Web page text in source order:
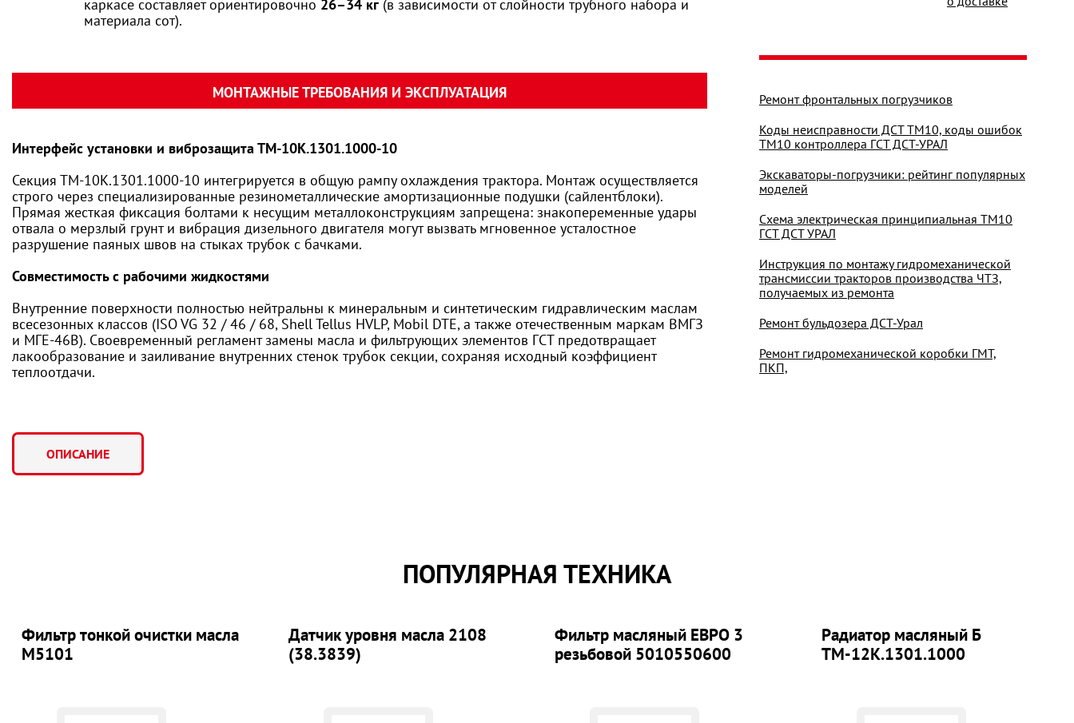
каркасе составляет ориентировочно 26–34 кг (в зависимости от слойности трубного набора и
материала сот).
МОНТАЖНЫЕ ТРЕБОВАНИЯ И ЭКСПЛУАТАЦИЯ
Интерфейс установки и виброзащита ТМ-10К.1301.1000-10
Секция ТМ-10К.1301.1000-10 интегрируется в общую рампу охлаждения трактора. Монтаж осуществляется
строго через специализированные резинометаллические амортизационные подушки (сайлентблоки).
Прямая жесткая фиксация болтами к несущим металлоконструкциям запрещена: знакопеременные удары
отвала о мерзлый грунт и вибрация дизельного двигателя могут вызвать мгновенное усталостное
разрушение паяных швов на стыках трубок с бачками.
Совместимость с рабочими жидкостями
Внутренние поверхности полностью нейтральны к минеральным и синтетическим гидравлическим маслам
всесезонных классов (ISO VG 32 / 46 / 68, Shell Tellus HVLP, Mobil DTE, а также отечественным маркам ВМГЗ
и МГЕ-46В). Своевременный регламент замены масла и фильтрующих элементов ГСТ предотвращает
лакообразование и заиливание внутренних стенок трубок секции, сохраняя исходный коэффициент
теплоотдачи.
Ремонт фронтальных погрузчиков
Коды неисправности ДСТ ТМ10, коды ошибок
ТМ10 контроллера ГСТ ДСТ-УРАЛ
Экскаваторы-погрузчики: рейтинг популярных
моделей
Схема электрическая принципиальная ТМ10
ГСТ ДСТ УРАЛ
Инструкция по монтажу гидромеханической
трансмиссии тракторов производства ЧТЗ,
получаемых из ремонта
Ремонт бульдозера ДСТ-Урал
Ремонт гидромеханической коробки ГМТ,
ПКП,
ОПИСАНИЕ
ПОПУЛЯРНАЯ ТЕХНИКА
Фильтр тонкой очистки масла
М5101
Датчик уровня масла 2108
(38.3839)
Фильтр масляный ЕВРО 3
резьбовой 5010550600
Радиатор масляный Б
ТМ-12К.1301.1000